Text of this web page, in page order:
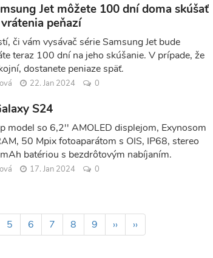
Jet môžete 100 dní doma skúšať
peňazí
či vám vysávač série Samsung Jet bude
teraz 100 dní na jeho skúšanie. V prípade, že
dostanete peniaze späť.
22. Jan 2024 0
S24
model so 6,2'' AMOLED displejom, Exynosom
50 Mpix fotoaparátom s OIS, IP68, stereo
batériou s bezdrôtovým nabíjaním.
17. Jan 2024 0
Page
5 Page
6 Page
7 Page
8 Page
9
Ďalšia
strana
››
Posledná
strana
››